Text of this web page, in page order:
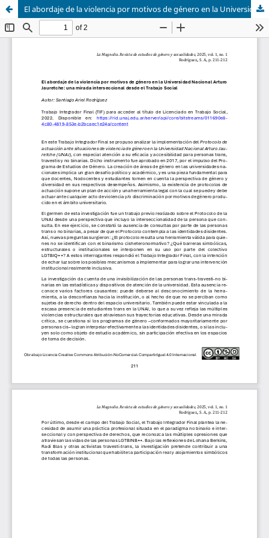
El abordaje de la violencia por motivos de género en la Universidad Nacional Arturo Jauretche: una mirada interseccional desde el Trabajo Social